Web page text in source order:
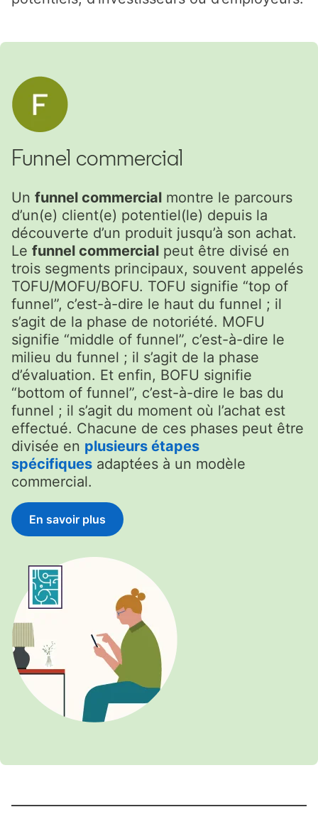
Funnel commercial
Un funnel commercial montre le parcours
d’un(e) client(e) potentiel(le) depuis la
découverte d’un produit jusqu’à son achat.
Le funnel commercial peut être divisé en
trois segments principaux, souvent appelés
TOFU/MOFU/BOFU. TOFU signifie “top of
funnel”, c’est-à-dire le haut du funnel ; il
s’agit de la phase de notoriété. MOFU
signifie “middle of funnel”, c’est-à-dire le
milieu du funnel ; il s’agit de la phase
d’évaluation. Et enfin, BOFU signifie
“bottom of funnel”, c’est-à-dire le bas du
funnel ; il s’agit du moment où l’achat est
effectué. Chacune de ces phases peut être
divisée en plusieurs étapes
spécifiques adaptées à un modèle
commercial.
En savoir plus